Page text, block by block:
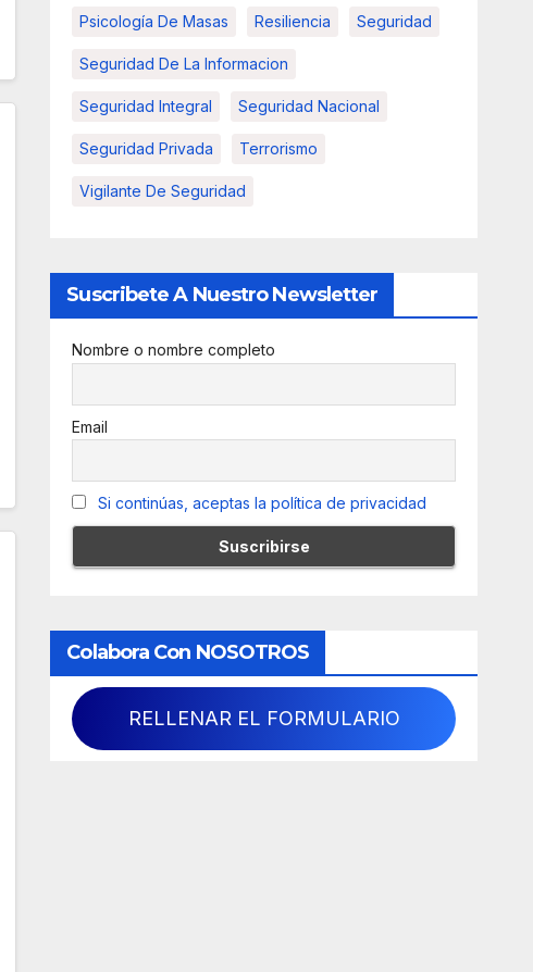
Psicología De Masas Resiliencia Seguridad
Seguridad De La Informacion
Seguridad Integral Seguridad Nacional
Seguridad Privada Terrorismo
Vigilante De Seguridad
Suscribete A Nuestro Newsletter
Nombre o nombre completo
Email
Si continúas, aceptas la política de privacidad
Colabora Con NOSOTROS
RELLENAR EL FORMULARIO